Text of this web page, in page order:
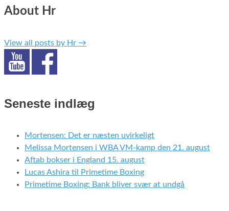
About Hr
View all posts by Hr →
Seneste indlæg
Mortensen: Det er næsten uvirkeligt
Melissa Mortensen i WBA VM-kamp den 21. august
Aftab bokser i England 15. august
Lucas Ashira til Primetime Boxing
Primetime Boxing: Bank bliver svær at undgå